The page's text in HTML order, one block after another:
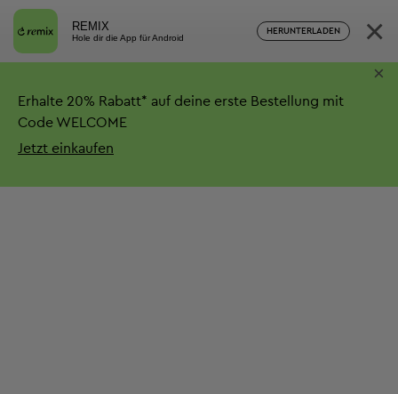
REMIX
Hole dir die App für Android
HERUNTERLADEN ×
Erhalte 20% Rabatt* auf deine erste Bestellung mit
Code WELCOME
Jetzt einkaufen
×